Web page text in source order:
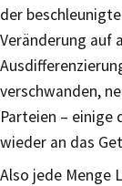
der
Veränderung auf
verschwanden,
Parteien – einige
wieder an das
Also jede Menge